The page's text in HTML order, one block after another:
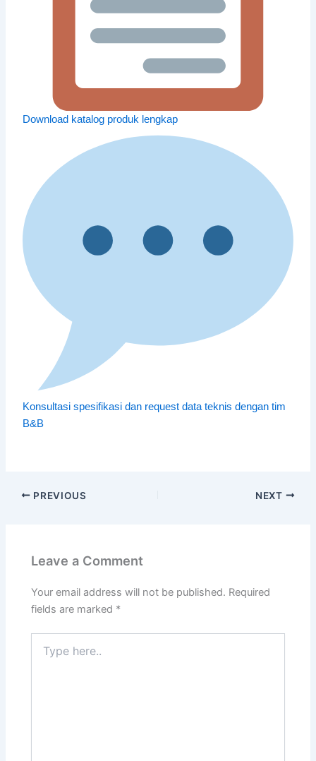
Download katalog produk lengkap
Konsultasi spesifikasi dan request data teknis dengan tim
B&B
PREVIOUS NEXT
Leave a Comment
Your email address will not be published. Required
fields are marked *
here..